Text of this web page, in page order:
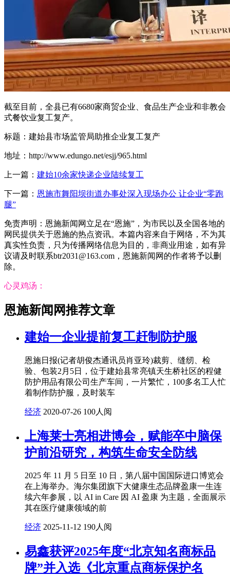
截至目前，全县已有6680家商贸企业、食品生产企业和非教会
式餐饮业复工复产。
标题：建始县市场监管局助推企业复工复产
地址：http://www.edungo.net/esjj/965.html
上一篇： 建始10余家快递企业陆续复工
下一篇： 恩施市舞阳坝街道办事处深入现场办公 让企业“零跑
腿”
免责声明：恩施新闻网立足在“恩施”，为市民以及全国各地的
网民提供关于恩施的热点资讯。本篇内容来自于网络，不为其
真实性负责，只为传播网络信息为目的，非商业用途，如有异
议请及时联系btr2031@163.com，恩施新闻网的作者将予以删
除。
心灵鸡汤：
恩施新闻网推荐文章
建始一企业提前复工赶制防护服
恩施日报(记者胡俊杰通讯员肖亚玲)裁剪、缝纫、检
验、包装2月5日，位于建始县常亮镇天生桥社区的程健
防护用品有限公司生产车间，一片繁忙，100多名工人忙
着制作防护服，及时装车
经济 2020-07-26 100人阅
上海莱士亮相进博会，赋能卒中脑保
护前沿研究，构筑生命安全防线
2025 年 11 月 5 日至 10 日，第八届中国国际进口博览会
在上海举办。海尔集团旗下大健康生态品牌盈康一生连
续六年参展，以 AI in Care 因 AI 盈康 为主题，全面展示
其在医疗健康领域的前
经济 2025-11-12 190人阅
易鑫获评2025年度“北京知名商标品
牌”并入选《北京重点商标保护名